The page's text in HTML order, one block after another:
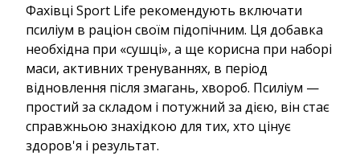
Фахівці Sport Life рекомендують включати
псиліум в раціон своїм підопічним. Ця добавка
необхідна при «сушці», а ще корисна при наборі
маси, активних тренуваннях, в період
відновлення після змагань, хвороб. Псиліум —
простий за складом і потужний за дією, він стає
справжньою знахідкою для тих, хто цінує
здоров'я і результат.